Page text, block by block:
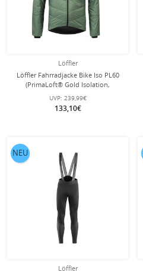
Löffler
Löffler Fahrradjacke Bike Iso PL60
(PrimaLoft® Gold Isolation,
winddicht, atmungsaktiv) pine grün
Herren
UVP: 239,99€
133,10€
Löffler
NEU